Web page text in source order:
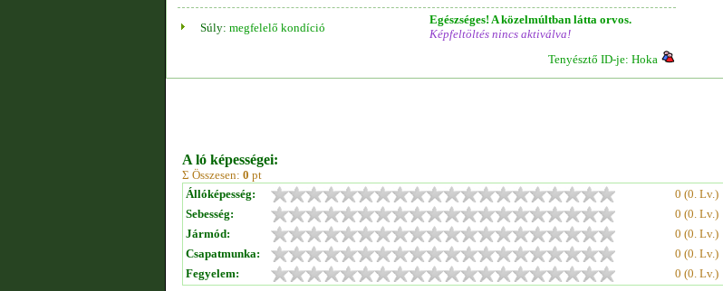
Súly: megfelelő kondíció
Egészséges! A közelmúltban látta orvos.
Képfeltöltés nincs aktiválva!
Tenyésztő ID-je: Hoka
A ló képességei:
Σ Összesen: 0 pt
Állóképesség:
0 (0. Lv.)
Sebesség:
0 (0. Lv.)
Jármód:
0 (0. Lv.)
Csapatmunka:
0 (0. Lv.)
Fegyelem:
0 (0. Lv.)